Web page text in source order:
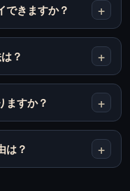
できますか？ +
？ +
ますか？ +
は？ +